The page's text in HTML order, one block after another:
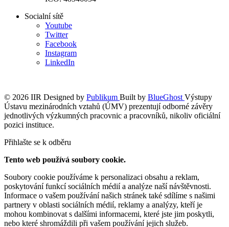
Socialní sítě
Youtube
Twitter
Facebook
Instagram
LinkedIn
© 2026 IIR Designed by Publikum Built by BlueGhost Výstupy
Ústavu mezinárodních vztahů (ÚMV) prezentují odborné závěry
jednotlivých výzkumných pracovnic a pracovníků, nikoliv oficiální
pozici instituce.
Přihlašte se k odběru
Tento web používá soubory cookie.
Soubory cookie používáme k personalizaci obsahu a reklam,
poskytování funkcí sociálních médií a analýze naší návštěvnosti.
Informace o vašem používání našich stránek také sdílíme s našimi
partnery v oblasti sociálních médií, reklamy a analýzy, kteří je
mohou kombinovat s dalšími informacemi, které jste jim poskytli,
nebo které shromáždili při vašem používání jejich služeb.